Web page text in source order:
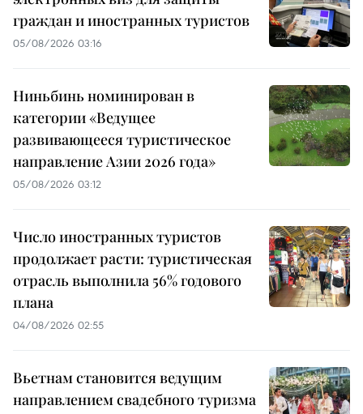
граждан и иностранных туристов
05/08/2026 03:16
Ниньбинь номинирован в
категории «Ведущее
развивающееся туристическое
направление Азии 2026 года»
05/08/2026 03:12
Число иностранных туристов
продолжает расти: туристическая
отрасль выполнила 56% годового
плана
04/08/2026 02:55
Вьетнам становится ведущим
направлением свадебного туризма